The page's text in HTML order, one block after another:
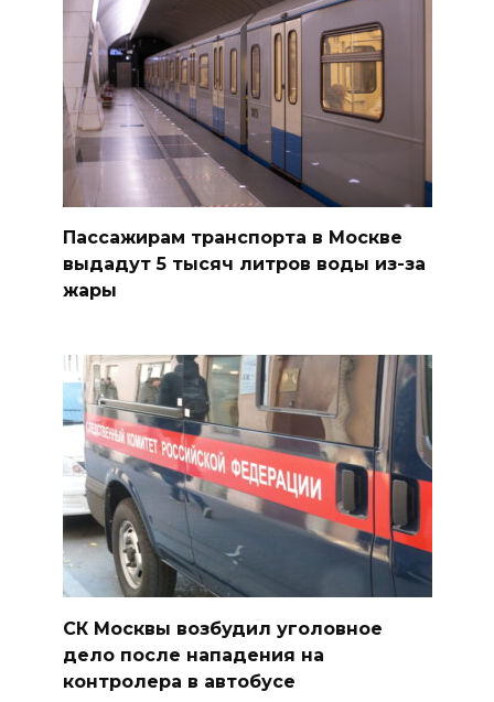
Пассажирам транспорта в Москве
выдадут 5 тысяч литров воды из-за
жары
СК Москвы возбудил уголовное
дело после нападения на
контролера в автобусе